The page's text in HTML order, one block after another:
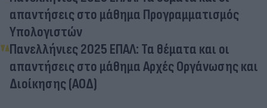
απαντήσεις στο μάθημα Προγραμματισμός
Υπολογιστών
Πανελλήνιες 2025 ΕΠΑΛ: Τα θέματα και οι
απαντήσεις στο μάθημα Αρχές Οργάνωσης και
Διοίκησης (ΑΟΔ)